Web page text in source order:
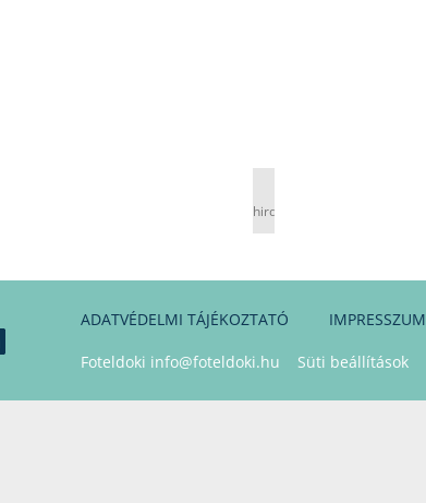
hirdetés
ADATVÉDELMI TÁJÉKOZTATÓ IMPRESSZUM
Foteldoki info@foteldoki.hu Süti beállítások